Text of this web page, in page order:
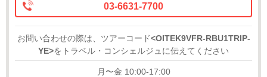
03-6631-7700
お問い合わせの際は、ツアーコード<OITEK9VFR-RBU1TRIP-
YE>をトラベル・コンシェルジュに伝えてください
月〜金 10:00-17:00